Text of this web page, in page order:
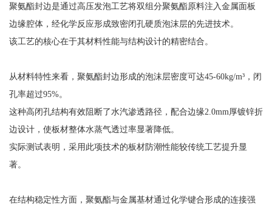
聚氨酯封边是通过高压发泡工艺将双组分聚氨酯原料注入金属面板
边缘腔体，经化学反应形成致密闭孔硬质泡沫层的先进技术。
该工艺的核心在于其材料性能与结构设计的精密结合。
从材料特性来看，聚氨酯封边形成的泡沫层密度可达45-60kg/m³，闭
孔率超过95%。
这种高闭孔结构有效阻断了水汽渗透路径，配合边缘2.0mm厚镀锌折
边设计，使板材整体水蒸气透过率显著降低。
实际测试表明，采用此项技术的板材防潮性能较传统工艺提升显
著。
在结构稳定性方面，聚氨酯与金属基材通过化学键合形成的连接强